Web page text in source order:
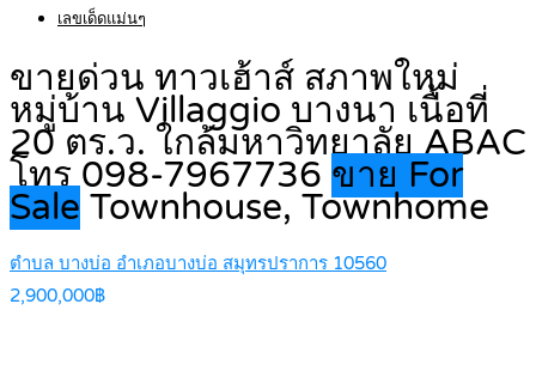
เลขเด็ดแม่นๆ
ขายด่วน ทาวเฮ้าส์ สภาพใหม่
หมู่บ้าน Villaggio บางนา เนื้อที่
20 ตร.ว. ใกล้มหาวิทยาลัย ABAC
โทร 098-7967736 ขาย For
Sale Townhouse, Townhome
ตำบล บางบ่อ อำเภอบางบ่อ สมุทรปราการ 10560
2,900,000฿